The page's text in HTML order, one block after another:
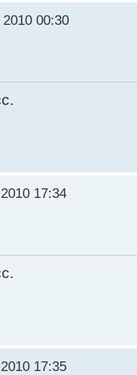
00:30
17:34
17:35